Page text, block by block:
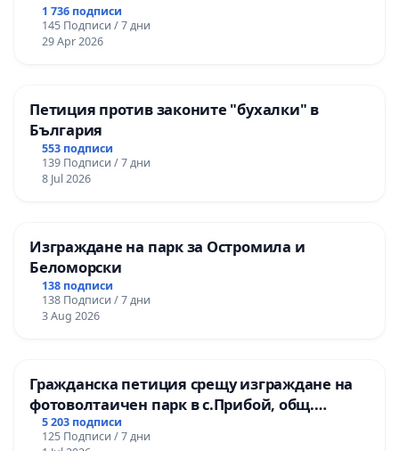
1 736 подписи
145 Подписи / 7 дни
29 Apr 2026
Петиция против законите "бухалки" в
България
553 подписи
139 Подписи / 7 дни
8 Jul 2026
Изграждане на парк за Остромила и
Беломорски
138 подписи
138 Подписи / 7 дни
3 Aug 2026
Гражданска петиция срещу изграждане на
фотоволтаичен парк в с.Прибой, общ.
Радомир
5 203 подписи
125 Подписи / 7 дни